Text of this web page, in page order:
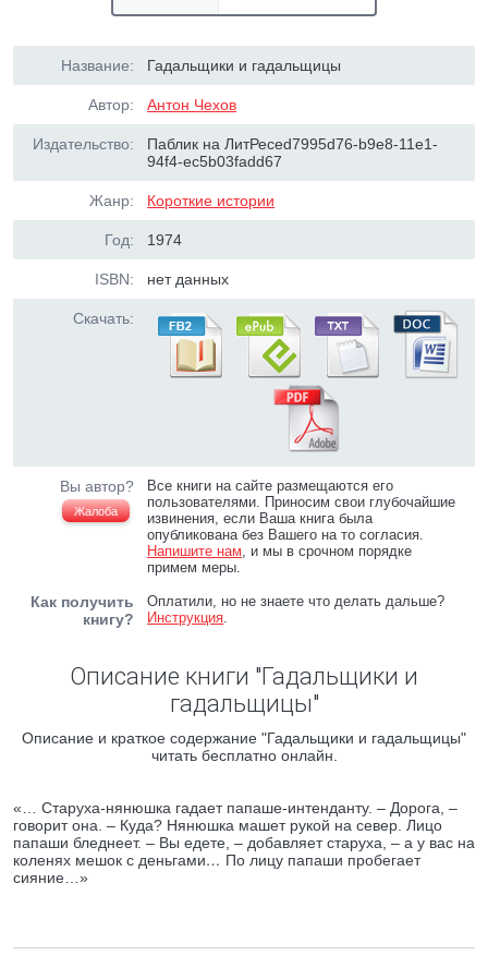
Название: Гадальщики и гадальщицы
Автор: Антон Чехов
Издательство:
Паблик на ЛитРесеd7995d76-b9e8-11e1-
94f4-ec5b03fadd67
Жанр: Короткие истории
Год: 1974
ISBN: нет данных
Скачать:
Вы автор?
Жалоба
Все книги на сайте размещаются его
пользователями. Приносим свои глубочайшие
извинения, если Ваша книга была
опубликована без Вашего на то согласия.
Напишите нам, и мы в срочном порядке
примем меры.
Как получить
книгу?
Оплатили, но не знаете что делать дальше?
Инструкция.
Описание книги "Гадальщики и
гадальщицы"
Описание и краткое содержание "Гадальщики и гадальщицы"
читать бесплатно онлайн.
«… Старуха-нянюшка гадает папаше-интенданту. – Дорога, –
говорит она. – Куда? Нянюшка машет рукой на север. Лицо
папаши бледнеет. – Вы едете, – добавляет старуха, – а у вас на
коленях мешок с деньгами… По лицу папаши пробегает
сияние…»